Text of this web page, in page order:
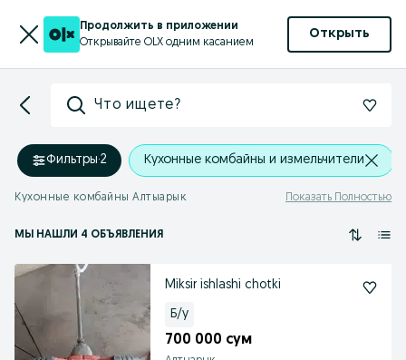
Продолжить в приложении
Открывайте OLX одним касанием
Открыть
Что ищете?
Фильтры·2 Кухонные комбайны и измельчители
Кухонные комбайны Алтыарык Показать Полностью
МЫ НАШЛИ 4 ОБЪЯВЛЕНИЯ
Miksir ishlashi chotki
Б/у
700 000 сум